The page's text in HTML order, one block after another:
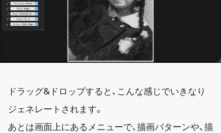
ドラッグ&ドロップすると、こんな感じでいきなり
ジェネレートされます。
あとは画面上にあるメニューで、描画パターンや、描